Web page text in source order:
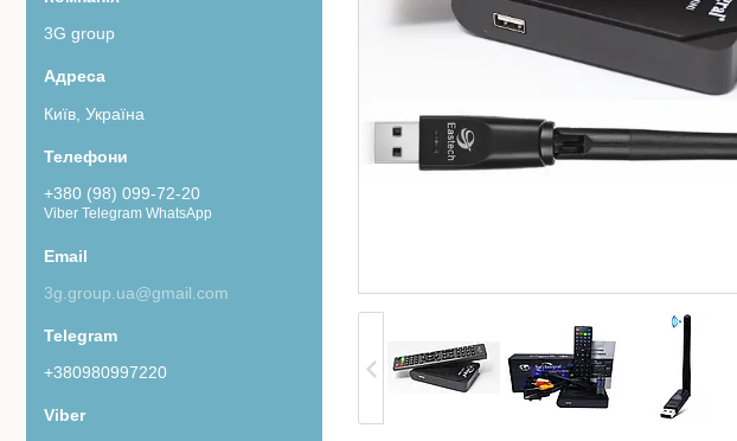
3G group
Київ, Україна
+380 (98) 099-72-20
Viber Telegram WhatsApp
3g.group.ua@gmail.com
+380980997220